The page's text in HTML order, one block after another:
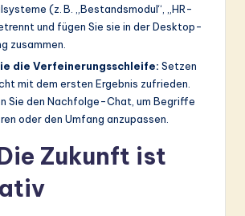
(z. B. „Bestandsmodul“, „HR-
und fügen Sie sie in der Desktop-
zusammen.
die Verfeinerungsschleife: Setzen
mit dem ersten Ergebnis zufrieden.
Sie den Nachfolge-Chat, um Begriffe
oder den Umfang anzupassen.
Zukunft ist